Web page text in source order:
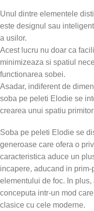
Unul dintre elementele
este designul sau
a usilor.
Acest lucru nu doar ca
minimizeaza si spatiul
functionarea sobei.
Asadar, indiferent de
soba pe peleti Elodie se
crearea unui spatiu
Soba pe peleti Elodie se
generoase care ofera o
caracteristica aduce un
incapere, aducand in prim-
elementului de foc. In
conceputa intr-un mod
clasice cu cele moderne.